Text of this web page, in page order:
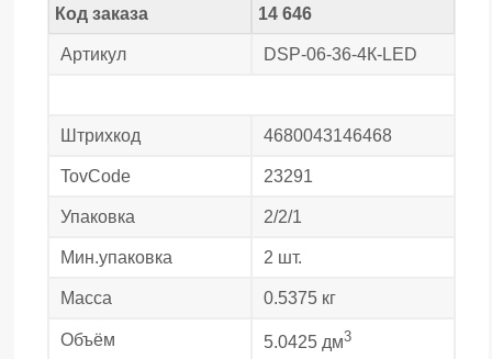
Код заказа 14 646
Артикул DSP-06-36-4К-LED
Штрихкод 4680043146468
TovCode 23291
Упаковка 2/2/1
Мин.упаковка 2 шт.
Масса 0.5375 кг
Объём 5.0425 дм3